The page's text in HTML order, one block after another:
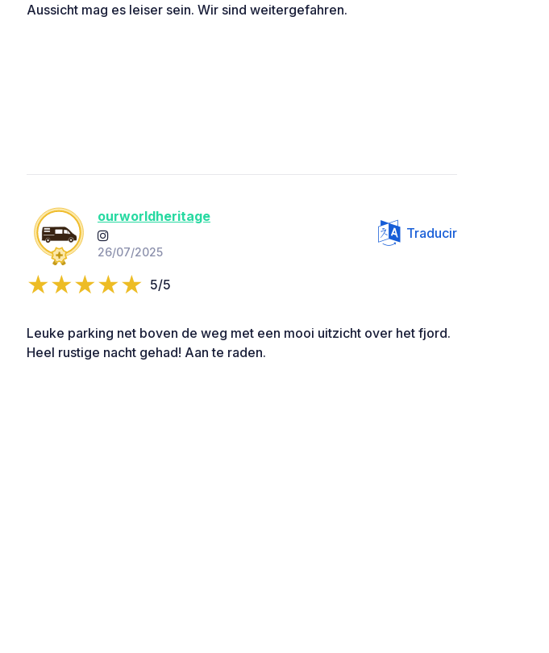
Aussicht mag es leiser sein. Wir sind weitergefahren.
ourworldheritage
26/07/2025
Traducir
5/5
Leuke parking net boven de weg met een mooi uitzicht over het fjord.
Heel rustige nacht gehad! Aan te raden.